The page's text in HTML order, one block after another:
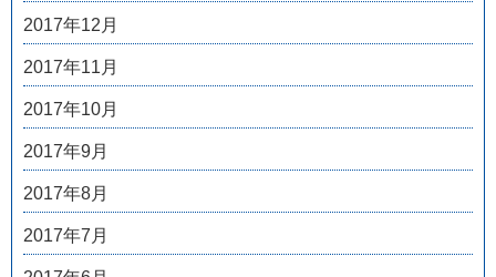
2017年12月
2017年11月
2017年10月
2017年9月
2017年8月
2017年7月